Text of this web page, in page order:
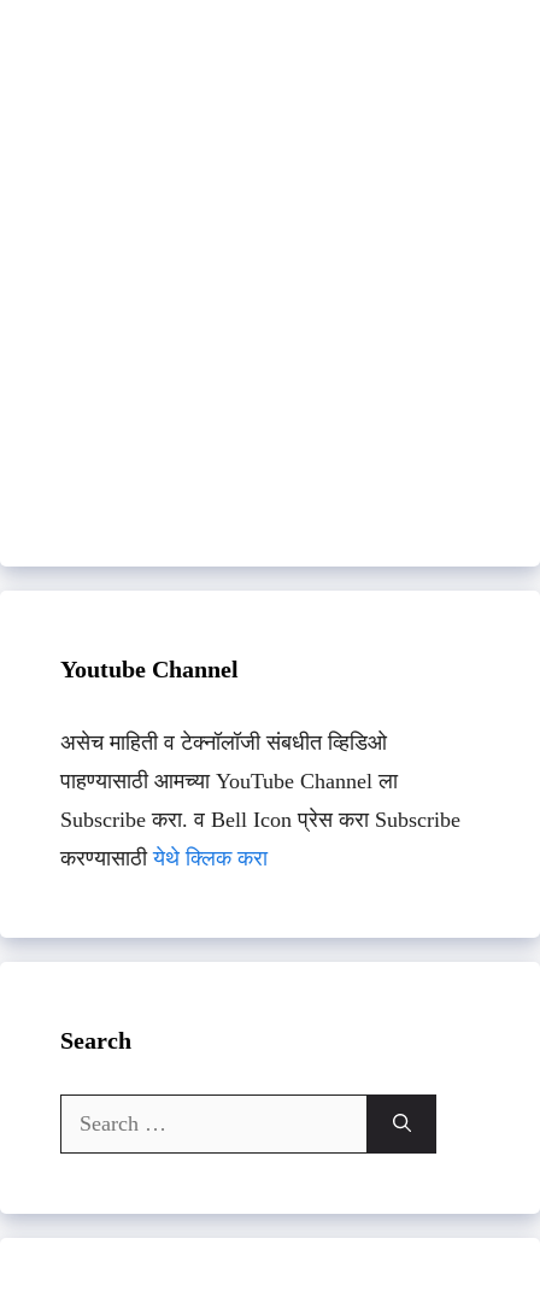
Youtube Channel
असेच माहिती व टेक्नॉलॉजी संबधीत व्हिडिओ
पाहण्यासाठी आमच्या YouTube Channel ला
Subscribe करा. व Bell Icon प्रेस करा Subscribe
करण्यासाठीयेथे क्लिक करा
Search
Search
for: